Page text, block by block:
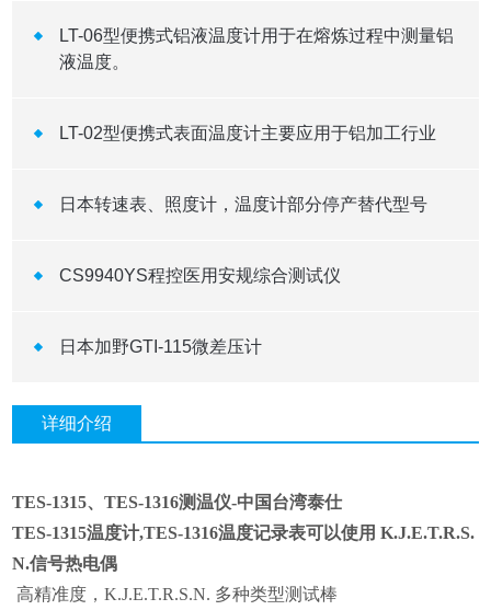
LT-06型便携式铝液温度计用于在熔炼过程中测量铝
液温度。
LT-02型便携式表面温度计主要应用于铝加工行业
日本转速表、照度计，温度计部分停产替代型号
CS9940YS程控医用安规综合测试仪
日本加野GTI-115微差压计
详细介绍
TES-1315、TES-1316测温仪-中国台湾泰仕
TES-1315温度计,TES-1316温度记录表可以使用K.J.E.T.R.S.
N.信号热电偶
高精准度，K.J.E.T.R.S.N. 多种类型测试棒